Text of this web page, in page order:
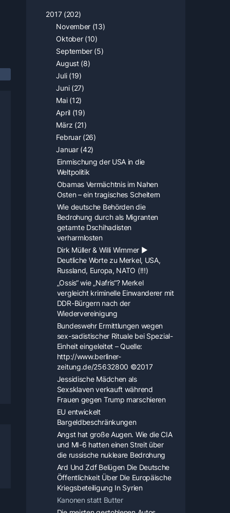
2017 (202)
November (13)
Oktober (10)
September (5)
August (8)
Juli (19)
Juni (27)
Mai (12)
April (19)
März (21)
Februar (26)
Januar (42)
Einmischung der USA in die
Weltpolitik
Obamas Vermächtnis im Nahen
Osten – ein tragisches Scheitern
Wie deutsche Behörden die
Bedrohung durch als Migranten
getarnte Dschihadisten
verharmlosten
Dirk Müller & Willi Wimmer ▶
Deutliche Worte zu Merkel, USA,
Russland, Europa, NATO (!!!)
„Ossis“ wie „Nafris“? Merkel
vergleicht kriminelle Einwanderer mit
DDR-Bürgern nach der
Wiedervereinigung
Bundeswehr Ermittlungen wegen
sex-sadistischer Rituale bei Spezial-
Einheit eingeleitet – Quelle:
http://www.berliner-
zeitung.de/25632800 ©2017
Jessidische Mädchen als
Sexsklaven verkauft während
Frauen gegen Trump marschieren
EU entwickelt
Bargeldbeschränkungen
Angst hat große Augen. Wie die CIA
und MI-6 hatten einen Streit über
die russische nukleare Bedrohung
Ard Und Zdf Belügen Die Deutsche
Öffentlichkeit Über Die Europäische
Kriegsbeteiligung In Syrien
Kanonen statt Butter